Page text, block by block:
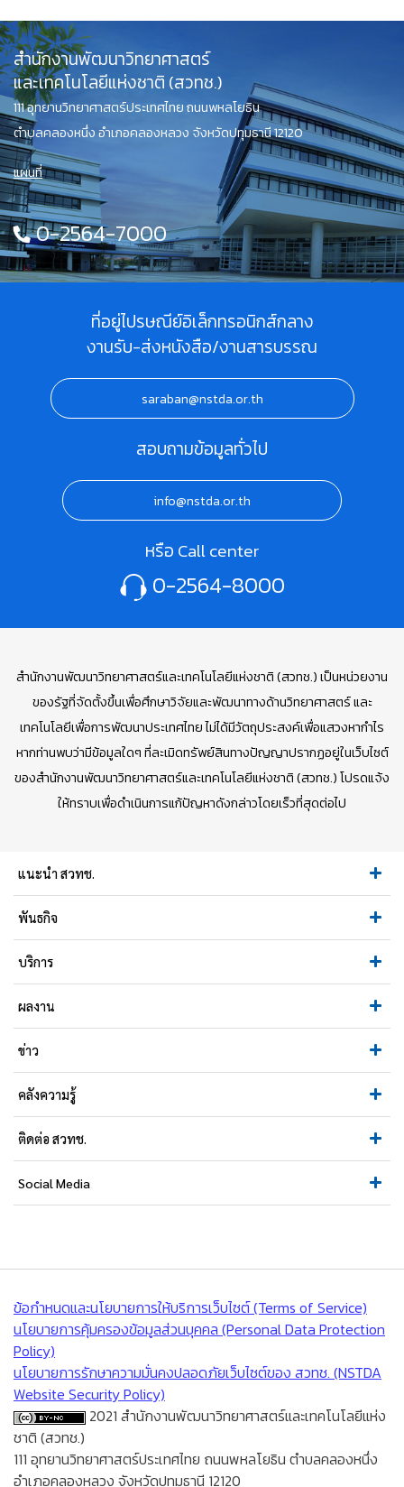
สำนักงานพัฒนาวิทยาศาสตร์
และเทคโนโลยีแห่งชาติ (สวทช.)
111 อุทยานวิทยาศาสตร์ประเทศไทย ถนนพหลโยธิน
ตำบลคลองหนึ่ง อำเภอคลองหลวง จังหวัดปทุมธานี 12120
แผนที่
0-2564-7000
ที่อยู่ไปรษณีย์อิเล็กทรอนิกส์กลาง
งานรับ-ส่งหนังสือ/งานสารบรรณ
saraban@nstda.or.th
สอบถามข้อมูลทั่วไป
info@nstda.or.th
หรือ Call center
0-2564-8000
สำนักงานพัฒนาวิทยาศาสตร์และเทคโนโลยีแห่งชาติ (สวทช.) เป็นหน่วยงาน
ของรัฐที่จัดตั้งขึ้นเพื่อศึกษาวิจัยและพัฒนาทางด้านวิทยาศาสตร์ และ
เทคโนโลยีเพื่อการพัฒนาประเทศไทย ไม่ได้มีวัตถุประสงค์เพื่อแสวงหากำไร
หากท่านพบว่ามีข้อมูลใดๆ ที่ละเมิดทรัพย์สินทางปัญญาปรากฏอยู่ในเว็บไซต์
ของสำนักงานพัฒนาวิทยาศาสตร์และเทคโนโลยีแห่งชาติ (สวทช.) โปรดแจ้ง
ให้ทราบเพื่อดำเนินการแก้ปัญหาดังกล่าวโดยเร็วที่สุดต่อไป
แนะนำ สวทช.
พันธกิจ
บริการ
ผลงาน
ข่าว
คลังความรู้
ติดต่อ สวทช.
Social Media
ข้อกำหนดและนโยบายการให้บริการเว็บไซต์ (Terms of Service)
นโยบายการคุ้มครองข้อมูลส่วนบุคคล (Personal Data Protection
Policy)
นโยบายการรักษาความมั่นคงปลอดภัยเว็บไซต์ของ สวทช. (NSTDA
Website Security Policy)
2021 สำนักงานพัฒนาวิทยาศาสตร์และเทคโนโลยีแห่ง
ชาติ (สวทช.)
111 อุทยานวิทยาศาสตร์ประเทศไทย ถนนพหลโยธิน ตำบลคลองหนึ่ง
อำเภอคลองหลวง จังหวัดปทุมธานี 12120